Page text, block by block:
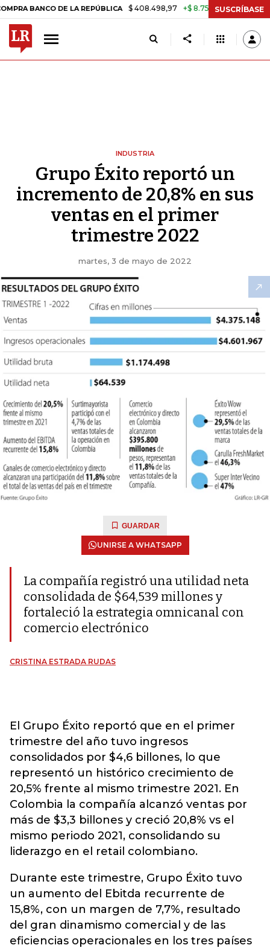
DE LA REPÚBLICA $ 408.498,97 +$ 8.753,81 +2,19% TASA
SUSCRÍBASE
INDUSTRIA
Grupo Éxito reportó un
incremento de 20,8% en sus
ventas en el primer
trimestre 2022
martes, 3 de mayo de 2022
GUARDAR
UNIRSE A WHATSAPP
La compañía registró una utilidad neta
consolidada de $64,539 millones y
fortaleció la estrategia omnicanal con
comercio electrónico
CRISTINA ESTRADA RUDAS
El Grupo Éxito reportó que en el primer
trimestre del año tuvo ingresos
consolidados por $4,6 billones, lo que
representó un histórico crecimiento de
20,5% frente al mismo trimestre 2021. En
Colombia la compañía alcanzó ventas por
más de $3,3 billones y creció 20,8% vs el
mismo periodo 2021, consolidando su
liderazgo en el retail colombiano.
Durante este trimestre, Grupo Éxito tuvo
un aumento del Ebitda recurrente de
15,8%, con un margen de 7,7%, resultado
del gran dinamismo comercial y de las
eficiencias operacionales en los tres países